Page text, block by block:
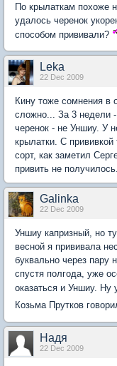
По крылаткам похоже
удалось черенок
способом прививали?
Leka
22 Dec 2009
Кину тоже сомнения в
сложно... За 3 недели
черенок - не Уншиу. У
крылатки. С
сорт, как заметил
привить не получилось.
Galinka
22 Dec 2009
Уншиу капризный, но
весной я прививала
буквально через пару
спустя полгода, уже
оказаться и Уншиу. Ну
Козьма Прутков
Надя
22 Dec 2009